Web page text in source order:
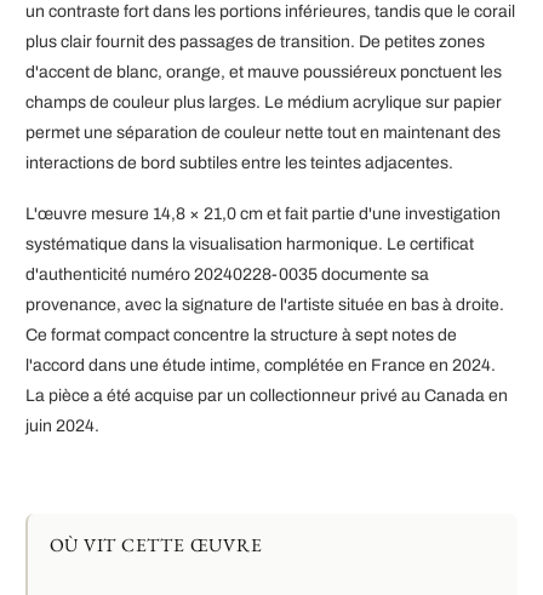
un contraste fort dans les portions inférieures, tandis que le corail
plus clair fournit des passages de transition. De petites zones
d'accent de blanc, orange, et mauve poussiéreux ponctuent les
champs de couleur plus larges. Le médium acrylique sur papier
permet une séparation de couleur nette tout en maintenant des
interactions de bord subtiles entre les teintes adjacentes.
L'œuvre mesure 14,8 × 21,0 cm et fait partie d'une investigation
systématique dans la visualisation harmonique. Le certificat
d'authenticité numéro 20240228-0035 documente sa
provenance, avec la signature de l'artiste située en bas à droite.
Ce format compact concentre la structure à sept notes de
l'accord dans une étude intime, complétée en France en 2024.
La pièce a été acquise par un collectionneur privé au Canada en
juin 2024.
OÙ VIT CETTE ŒUVRE